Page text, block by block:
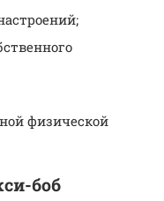
физической
боб